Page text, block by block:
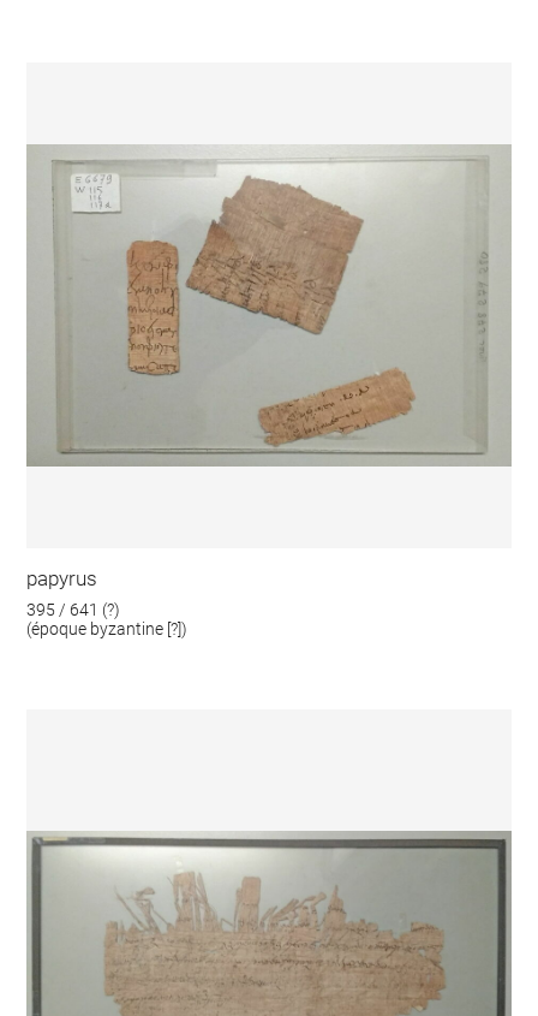
papyrus
395 / 641 (?)
(époque byzantine [?])